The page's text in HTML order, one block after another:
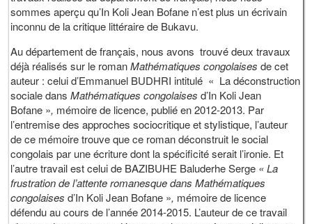
sommes aperçu qu’In Koli Jean Bofane n’est plus un écrivain
inconnu de la critique littéraire de Bukavu.
Au département de français, nous avons trouvé deux travaux
déjà réalisés sur le romanMathématiques congolaises de cet
auteur : celui d’Emmanuel BUDHRI intitulé « La déconstruction
sociale dans Mathématiques congolaisesd’In Koli Jean
Bofane », mémoire de licence, publié en 2012-2013. Par
l’entremise des approches sociocritique et stylistique, l’auteur
de ce mémoire trouve que ce roman déconstruit le social
congolais par une écriture dont la spécificité serait l’ironie. Et
l’autre travail est celui de BAZIBUHE Baluderhe Serge « La
frustration de l’attente romanesque dans Mathématiques
congolaisesd’In Koli Jean Bofane », mémoire de licence
défendu au cours de l’année 2014-2015. L’auteur de ce travail